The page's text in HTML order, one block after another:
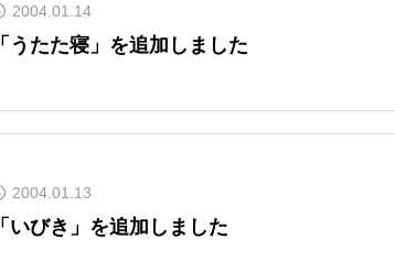
2004.01.14
「うたた寝」を追加しました
2004.01.13
「いびき」を追加しました